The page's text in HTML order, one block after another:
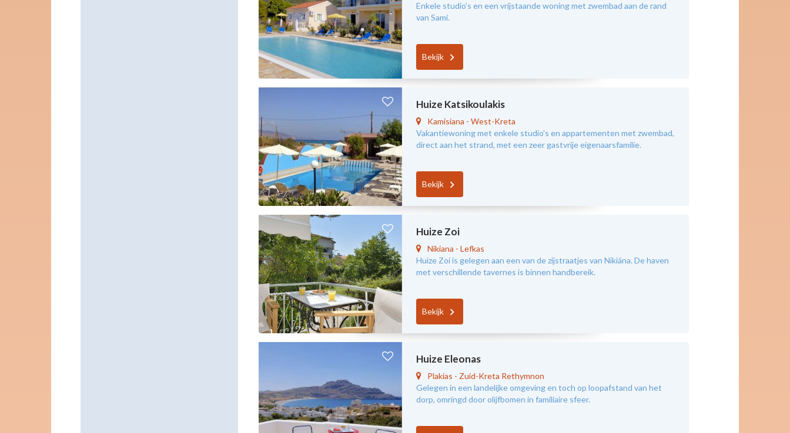
Enkele studio’s en een vrijstaande woning met zwembad aan de rand
van Sami.
Bekijk
Huize Katsikoulakis
Kamisiana - West-Kreta
Vakantiewoning met enkele studio's en appartementen met zwembad,
direct aan het strand, met een zeer gastvrije eigenaarsfamilie.
Bekijk
Huize Zoi
Nikiana - Lefkas
Huize Zoí is gelegen aan een van de zijstraatjes van Nikiána. De haven
met verschillende tavernes is binnen handbereik.
Bekijk
Huize Eleonas
Plakias - Zuid-Kreta Rethymnon
Gelegen in een landelijke omgeving en toch op loopafstand van het
dorp, omringd door olijfbomen in familiaire sfeer.